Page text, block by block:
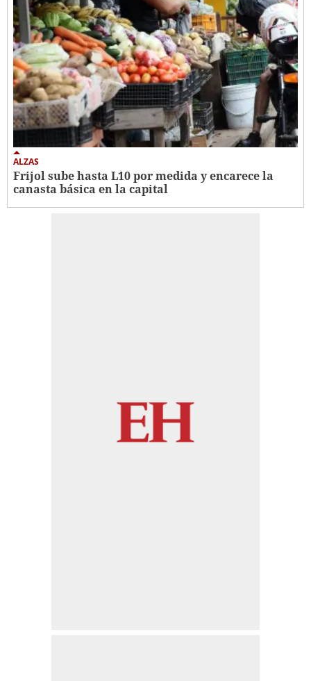
ALZAS
Frijol sube hasta L10 por medida y encarece la
canasta básica en la capital